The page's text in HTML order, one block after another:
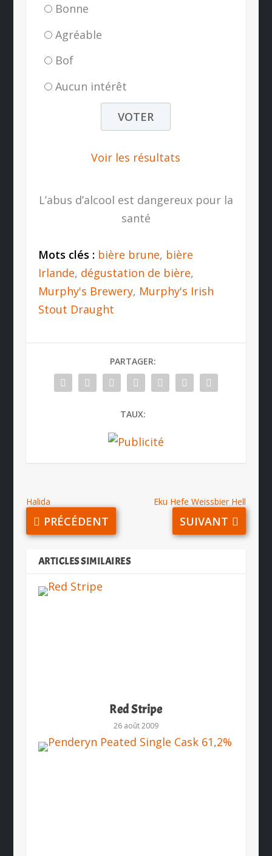
Bonne
Agréable
Bof
Aucun intérêt
Voir les résultats
L’abus d’alcool est dangereux pour la
santé
Mots clés : bière brune, bière
Irlande, dégustation de bière,
Murphy's Brewery, Murphy's Irish
Stout Draught
PARTAGER:
TAUX:
Halida
PRÉCÉDENT
Eku Hefe Weissbier Hell
SUIVANT
ARTICLES SIMILAIRES
Red Stripe
26 août 2009